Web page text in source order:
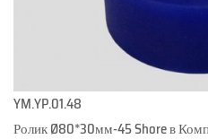
YM.YP.01.48
Ролик Ø80*30мм-45 Shore в